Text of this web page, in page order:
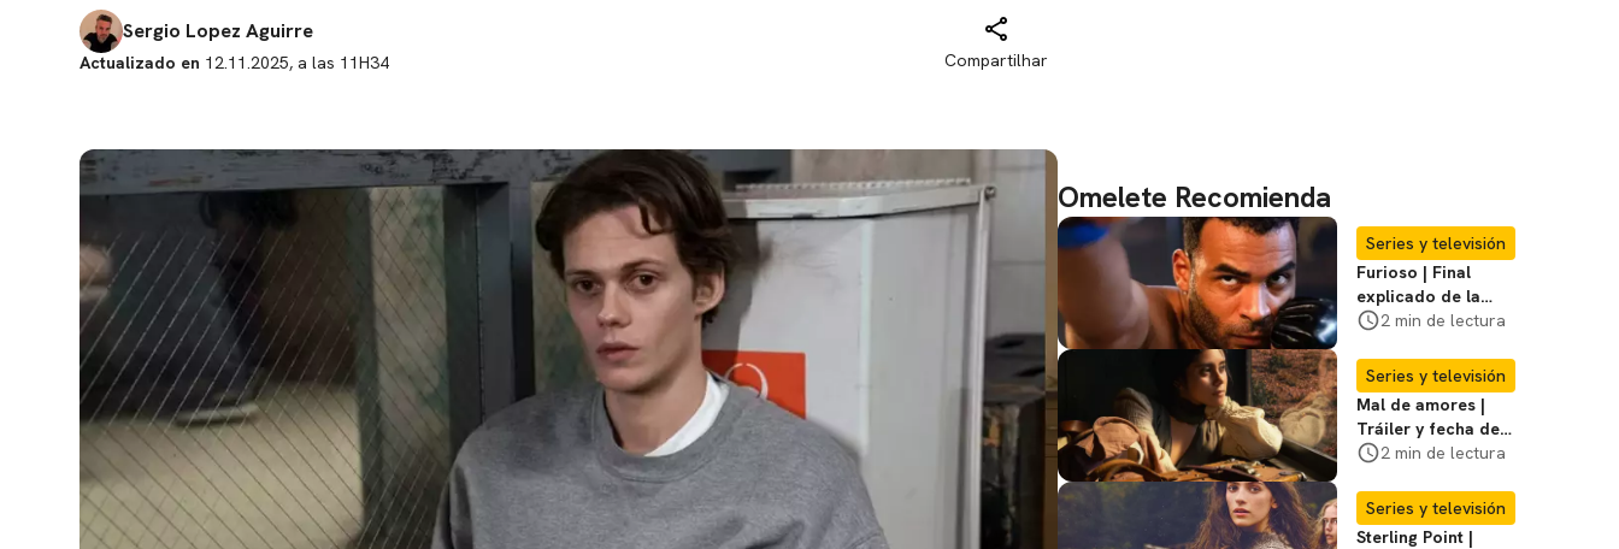
Sergio Lopez Aguirre
Actualizado en 12.11.2025, a las 11H34 Compartilhar
Omelete Recomienda
Series y televisión
Furioso | Final
explicado de la
serie brasileña de
2 min de lectura
Series y televisión
Mal de amores |
Tráiler y fecha de
estreno de la nueva
2 min de lectura
Series y televisión
Sterling Point |